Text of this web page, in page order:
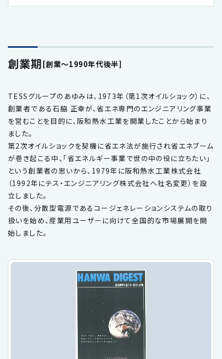
創業期[創業～1990年代後半]
TESSグループのあゆみは、1973年（第1次オイルショック）に、
創業者である石脇 正幸が、省エネ専門のエンジニアリング事業
を営むことを目的に、阪和熱水工業を開業したことから始まり
ました。
第2次オイルショックを契機に省エネ法が施行され省エネブーム
が巻き起こる中、「省エネルギー事業で世の中の役に立ちたい」
という創業者の思いから、1979年に阪和熱水工業株式会社
（1992年にテス・エンジニアリング株式会社へ社名変更）を設
立しました。
その後、分散型電源であるコージェネレーションシステムの取り
扱いを始め、産業用ユーザーに向けて全国的な市場展開を開
始しました。